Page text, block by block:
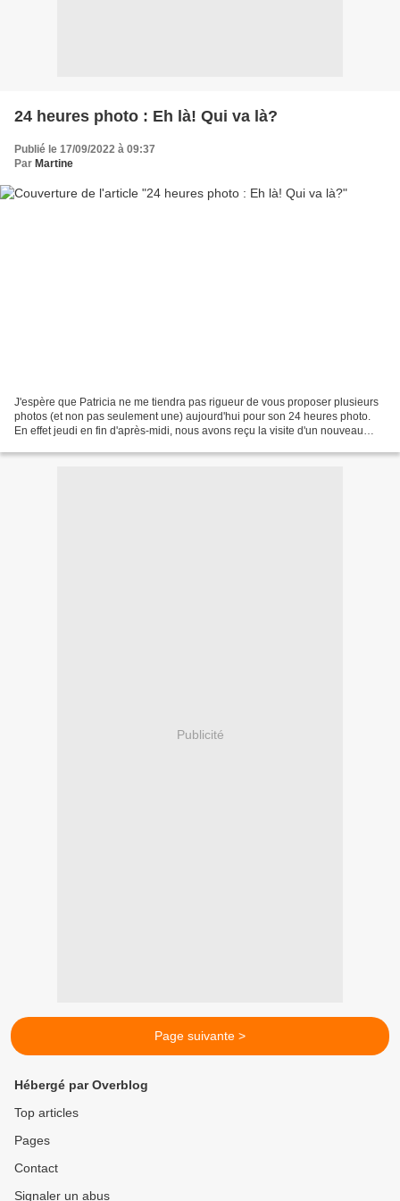
24 heures photo : Eh là! Qui va là?
Publié le 17/09/2022 à 09:37
Par Martine
J'espère que Patricia ne me tiendra pas rigueur de vous proposer plusieurs
photos (et non pas seulement une) aujourd'hui pour son 24 heures photo.
En effet jeudi en fin d'après-midi, nous avons reçu la visite d'un nouveau
Publicité
Page suivante >
Hébergé par Overblog
Top articles
Pages
Contact
Signaler un abus